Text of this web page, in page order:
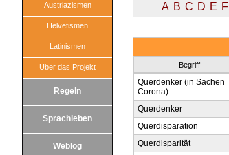
Austriazismen
Helvetismen
Latinismen
Über das Projekt
Regeln
Sprachleben
Weblog
A B C D E F
Begriff
Querdenker (in Sachen
Corona)
Querdenker
Querdisparation
Querdisparität